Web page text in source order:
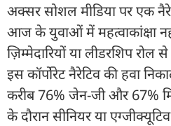
अक्सर सोशल मीडिया पर एक
आज के युवाओं में महत्वाकांक्षा
ज़िम्मेदारियों या लीडरशिप रोल
इस कॉर्पोरेट नैरेटिव की हवा
करीब 76% जेन-जी और 67%
के दौरान सीनियर या